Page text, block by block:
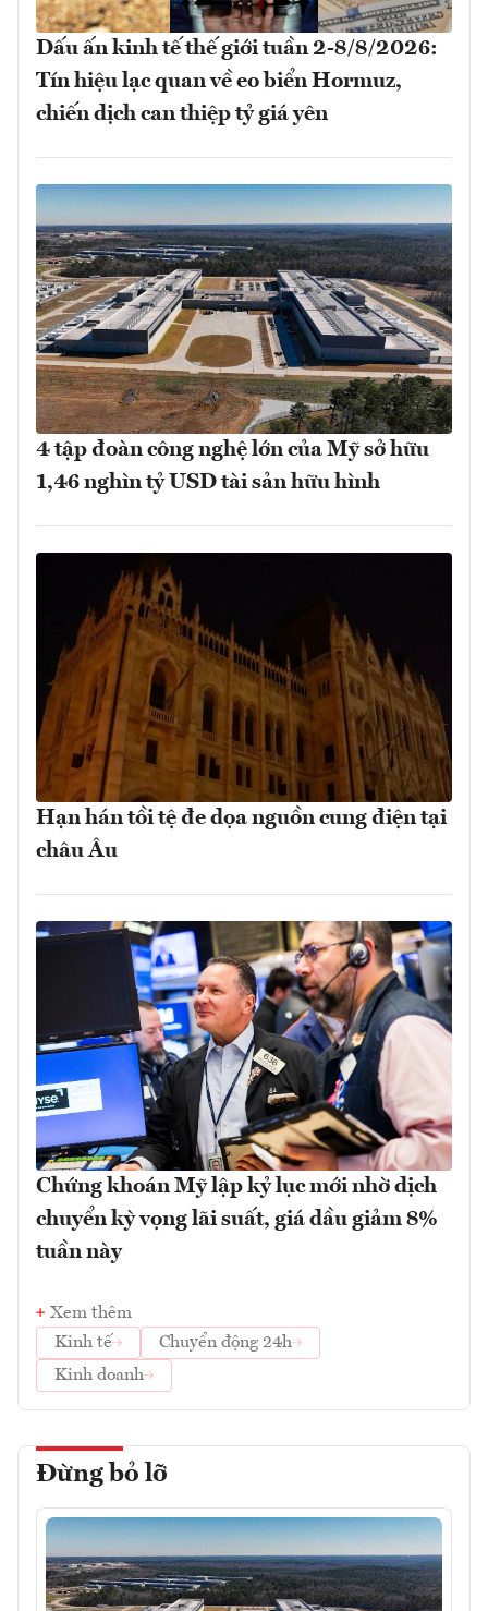
Dấu ấn kinh tế thế giới tuần 2-8/8/2026:
Tín hiệu lạc quan về eo biển Hormuz,
chiến dịch can thiệp tỷ giá yên
4 tập đoàn công nghệ lớn của Mỹ sở hữu
1,46 nghìn tỷ USD tài sản hữu hình
Hạn hán tồi tệ đe dọa nguồn cung điện tại
châu Âu
Chứng khoán Mỹ lập kỷ lục mới nhờ dịch
chuyển kỳ vọng lãi suất, giá dầu giảm 8%
tuần này
Xem thêm
Kinh tế
Chuyển động 24h
Kinh doanh
Đừng bỏ lỡ